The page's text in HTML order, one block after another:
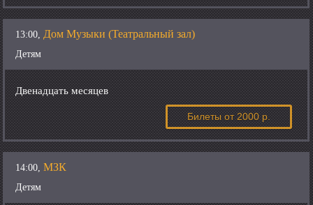
13:00,Дом Музыки (Театральный зал)
Детям
Двенадцать месяцев
Билеты от 2000 р.
14:00,МЗК
Детям